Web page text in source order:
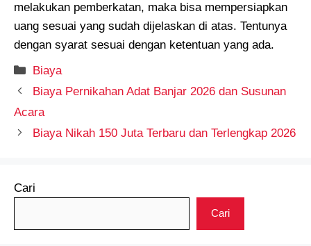
melakukan pemberkatan, maka bisa mempersiapkan
uang sesuai yang sudah dijelaskan di atas. Tentunya
dengan syarat sesuai dengan ketentuan yang ada.
Kategori
Biaya
Biaya Pernikahan Adat Banjar 2026 dan Susunan
Acara
Biaya Nikah 150 Juta Terbaru dan Terlengkap 2026
Cari
Cari